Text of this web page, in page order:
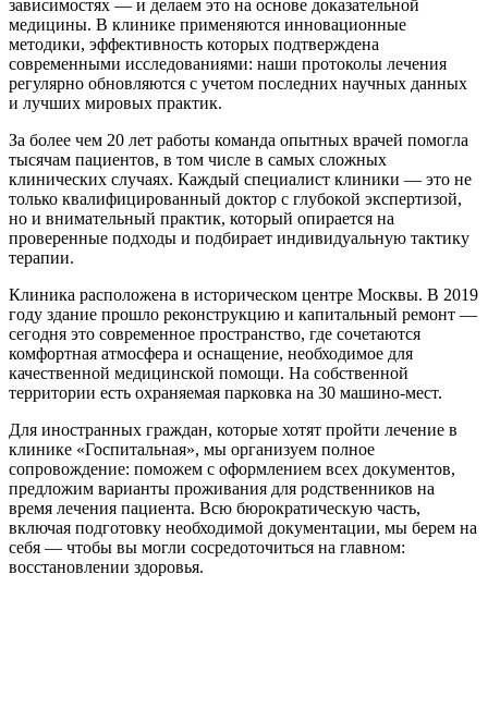
зависимостях — и делаем это на основе доказательной
медицины. В клинике применяются инновационные
методики, эффективность которых подтверждена
современными исследованиями: наши протоколы лечения
регулярно обновляются с учетом последних научных данных
и лучших мировых практик.
За более чем 20 лет работы команда опытных врачей помогла
тысячам пациентов, в том числе в самых сложных
клинических случаях. Каждый специалист клиники — это не
только квалифицированный доктор с глубокой экспертизой,
но и внимательный практик, который опирается на
проверенные подходы и подбирает индивидуальную тактику
терапии.
Клиника расположена в историческом центре Москвы. В 2019
году здание прошло реконструкцию и капитальный ремонт —
сегодня это современное пространство, где сочетаются
комфортная атмосфера и оснащение, необходимое для
качественной медицинской помощи. На собственной
территории есть охраняемая парковка на 30 машино‑мест.
Для иностранных граждан, которые хотят пройти лечение в
клинике «Госпитальная», мы организуем полное
сопровождение: поможем с оформлением всех документов,
предложим варианты проживания для родственников на
время лечения пациента. Всю бюрократическую часть,
включая подготовку необходимой документации, мы берем на
себя — чтобы вы могли сосредоточиться на главном:
восстановлении здоровья.